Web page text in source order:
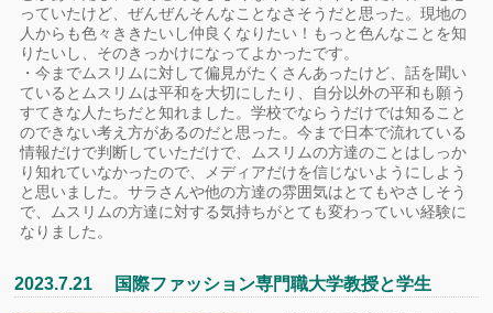
っていたけど、ぜんぜんそんなことなさそうだと思った。現地の
人からも色々ききたいし仲良くなりたい！もっと色んなことを知
りたいし、そのきっかけになってよかったです。
・今までムスリムに対して偏見がたくさんあったけど、話を聞い
ているとムスリムは平和を大切にしたり、自分以外の平和も願う
すてきな人たちだと知れました。学校でならうだけでは知ること
のできない考え方があるのだと思った。今まで日本で流れている
情報だけで判断していただけで、ムスリムの方達のことはしっか
り知れていなかったので、メディアだけを信じないようにしよう
と思いました。サラさんや他の方達の雰囲気はとてもやさしそう
で、ムスリムの方達に対する気持ちがとても変わっていい経験に
なりました。
2023.7.21 国際ファッション専門職大学教授と学生